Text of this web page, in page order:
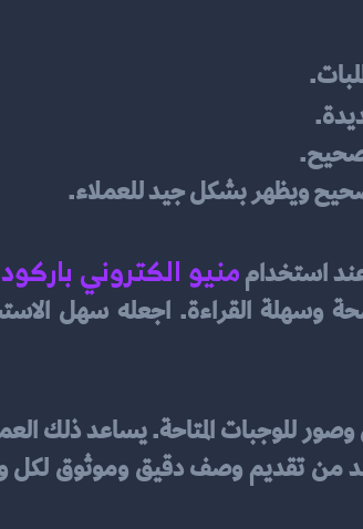
صحيح.
صحيح ويظهر بشكل جيد للعملاء.
استخدام منيو الكتروني باركود